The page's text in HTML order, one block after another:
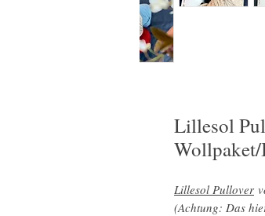
Lillesol
Wollpaket/
Lillesol Pullover
(Achtung: Das